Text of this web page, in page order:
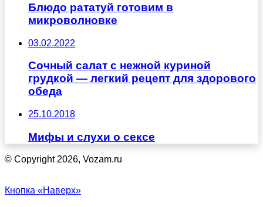
Блюдо рататуй готовим в
микроволновке
03.02.2022
Сочный салат с нежной куриной
грудкой — легкий рецепт для здорового
обеда
25.10.2018
Мифы и слухи о сексе
© Copyright 2026, Vozam.ru
Кнопка «Наверх»